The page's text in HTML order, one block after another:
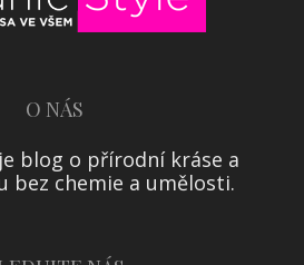
O NÁS
blog o přírodní kráse a
bez chemie a umělosti.